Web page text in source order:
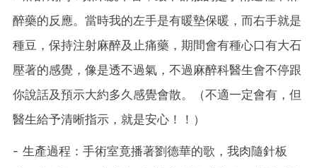
醉藥的反應。當時我的左手是有暖墊保暖，而右手就是
種豆，保持注射麻醉及止痛藥，期間會有種心口有大石
壓著的感覺，像是透不過氣，不過麻醉科醫生會不停跟
你說話及預示大約多久感覺會散。（不適一定會有，但
醫生給予清晰指示，就是安心！！）
- 生產過程：手術室竟播著劉德華的歌，我肉隨針板